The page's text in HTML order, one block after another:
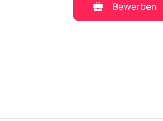
Bewerben